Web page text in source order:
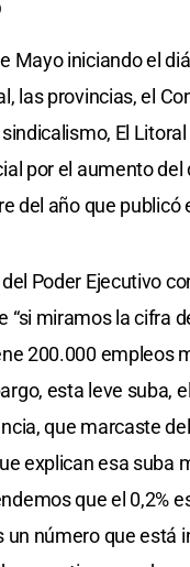
Mayo iniciando el
las provincias, el
El Litoral
por el aumento del
del año que publicó
Poder Ejecutivo
“si miramos la cifra
200.000 empleos
esta leve suba,
que marcaste
explican esa suba
que el 0,2%
un número que está